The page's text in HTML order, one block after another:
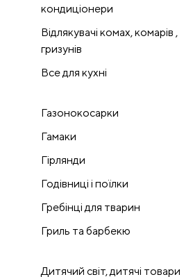
кондиціонери
Відлякувачі комах, комарів ,
гризунів
Все для кухні
Газонокосарки
Гамаки
Гірлянди
Годівниці і поїлки
Гребінці для тварин
Гриль та барбекю
Дитячий світ, дитячі товари